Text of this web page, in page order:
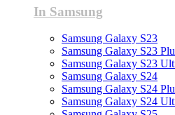
In Samsung
Samsung Galaxy S23
Samsung Galaxy S23
Samsung Galaxy S23
Samsung Galaxy S24
Samsung Galaxy S24
Samsung Galaxy S24